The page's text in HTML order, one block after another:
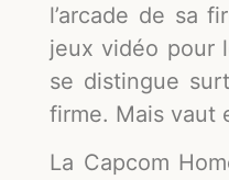
l’arcade de sa
jeux vidéo pour
se distingue
firme. Mais vaut
La Capcom